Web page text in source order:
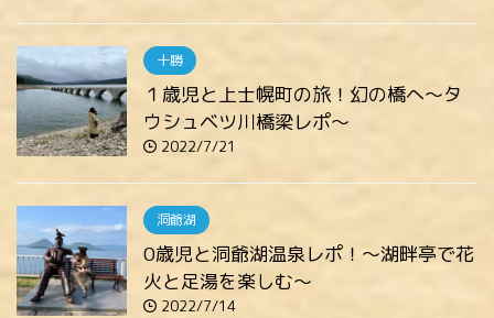
十勝
１歳児と上士幌町の旅！幻の橋へ～タ
ウシュベツ川橋梁レポ～
2022/7/21
洞爺湖
0歳児と洞爺湖温泉レポ！～湖畔亭で花
火と足湯を楽しむ～
2022/7/14